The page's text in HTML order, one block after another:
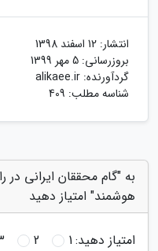
انتشار: 12 اسفند 1398
بروزرسانی: 5 مهر 1399
گردآورنده: alikaee.ir
شناسه مطلب: 409
به "گام محققان ایرانی
هوشمند" امتیاز دهید
امتیاز دهید:1
2